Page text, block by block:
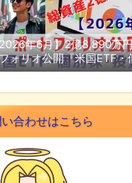
年6月】2億8,890万
ォリオ公開『米国ETF・
信託』
合わせはこちら